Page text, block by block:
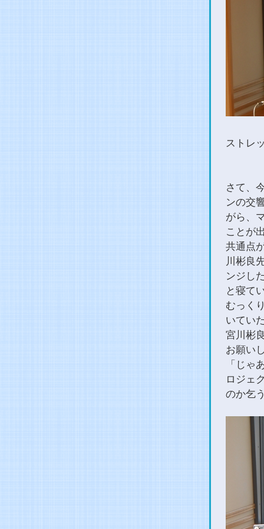
ストレ
さて、
ンの交
がら、
ことが
共通点
川彬良
ンジし
と寝て
むっく
いてい
宮川彬
お願い
「じゃ
ロジェ
のか乞